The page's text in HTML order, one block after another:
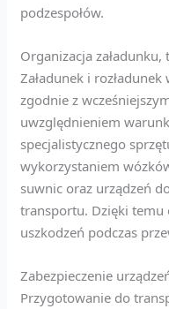
podzespołów.
Organizacja
Załadunek i
zgodnie z
uwzględnieniem
specjalistycznego
wykorzystaniem
suwnic oraz urządzeń
transportu. Dzięki temu
uszkodzeń podczas
Zabezpieczenie
Przygotowanie do